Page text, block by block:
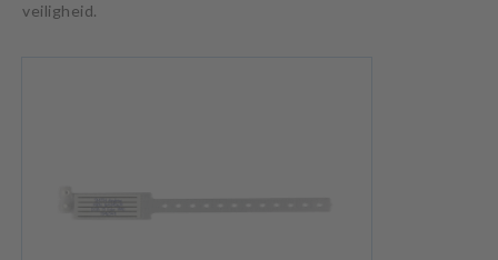
veiligheid.